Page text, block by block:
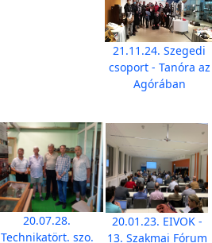
21.11.24. Szegedi
csoport - Tanóra az
Agórában
20.07.28.
Technikatört. szo.
20.01.23. EIVOK -
13. Szakmai Fórum